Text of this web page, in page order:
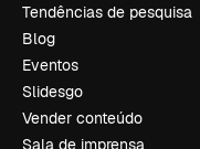
Tendências de pesquisa
Blog
Eventos
Slidesgo
Vender conteúdo
Sala de imprensa